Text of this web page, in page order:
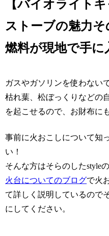
【バイオライト
ストーブの魅力そ
燃料が現地で手に
ガスやガソリンを使わない
枯れ葉、松ぼっくりなどの
を起こせるので、お財布に
事前に火おこしについて知
い！
そんな方はそらのしたstyle
火台についてのブログで火
て詳しく説明しているので
にしてください。